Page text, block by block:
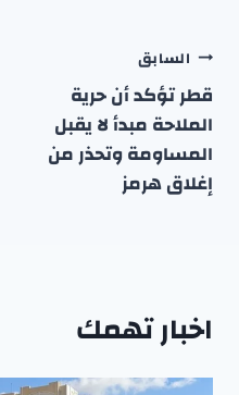
تصفّح
المقالات
السابق
قطر تؤكد أن حرية
الملاحة مبدأ لا يقبل
المساومة وتحذر من
إغلاق هرمز
اخبار تهمك